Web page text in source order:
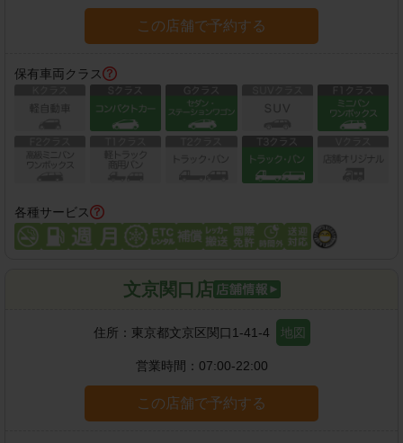
この店舗で予約する
保有車両クラス
各種サービス
文京関口店
住所： 東京都文京区関口1-41-4 地図
営業時間： 07:00-22:00
この店舗で予約する